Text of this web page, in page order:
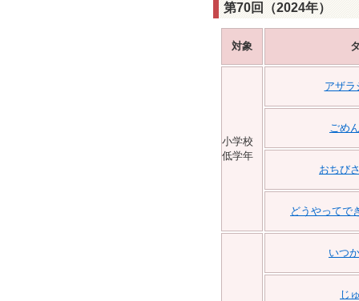
第70回（2024年）
対象
小学校
低学年
アザラ
ごめ
おちび
どうやってで
いつ
じ